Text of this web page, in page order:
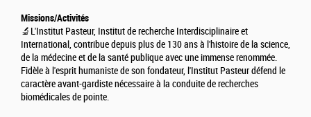
Missions/Activités
🔬L'Institut Pasteur, Institut de recherche Interdisciplinaire et
International, contribue depuis plus de 130 ans à l'histoire de la science,
de la médecine et de la santé publique avec une immense renommée.
Fidèle à l'esprit humaniste de son fondateur, l'Institut Pasteur défend le
caractère avant-gardiste nécessaire à la conduite de recherches
biomédicales de pointe.